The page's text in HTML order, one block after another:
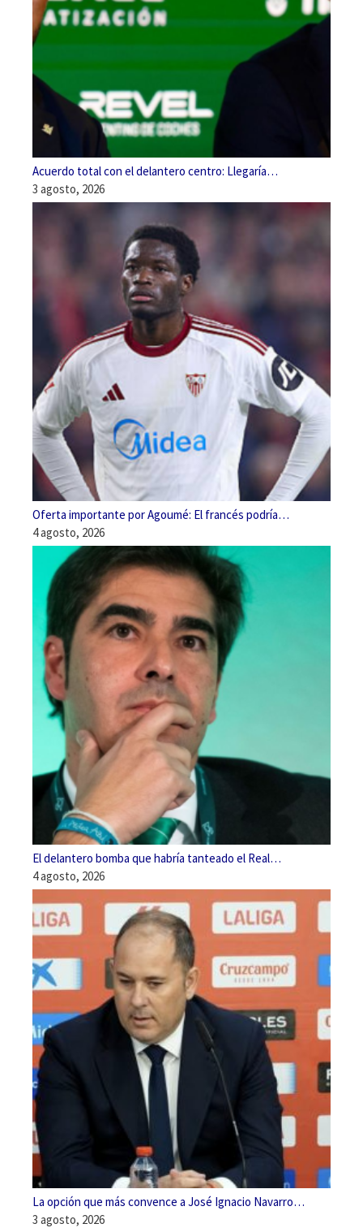
Acuerdo total con el delantero centro: Llegaría…
3 agosto, 2026
Oferta importante por Agoumé: El francés podría…
4 agosto, 2026
El delantero bomba que habría tanteado el Real…
4 agosto, 2026
La opción que más convence a José Ignacio Navarro…
3 agosto, 2026